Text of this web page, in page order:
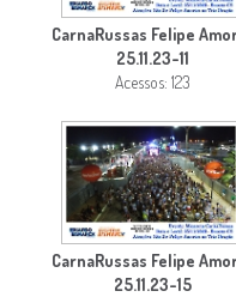
CarnaRussas Felipe
25.11.23-11
Acessos: 123
CarnaRussas Felipe
25.11.23-15